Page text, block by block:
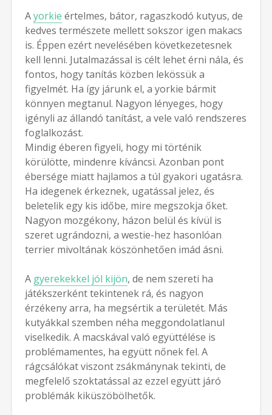
Ayorkie értelmes, bátor, ragaszkodó kutyus, de
kedves természete mellett sokszor igen makacs
is. Éppen ezért nevelésében következetesnek
kell lenni. Jutalmazással is célt lehet érni nála, és
fontos, hogy tanítás közben lekössük a
figyelmét. Ha így járunk el, a yorkie bármit
könnyen megtanul. Nagyon lényeges, hogy
igényli az állandó tanítást, a vele való rendszeres
foglalkozást.
Mindig éberen figyeli, hogy mi történik
körülötte, mindenre kíváncsi. Azonban pont
ébersége miatt hajlamos a túl gyakori ugatásra.
Ha idegenek érkeznek, ugatással jelez, és
beletelik egy kis időbe, mire megszokja őket.
Nagyon mozgékony, házon belül és kívül is
szeret ugrándozni, a westie-hez hasonlóan
terrier mivoltának köszönhetően imád ásni.
A gyerekekkel jól kijön, de nem szereti ha
játékszerként tekintenek rá, és nagyon
érzékeny arra, ha megsértik a területét. Más
kutyákkal szemben néha meggondolatlanul
viselkedik. A macskával való együttélése is
problémamentes, ha együtt nőnek fel. A
rágcsálókat viszont zsákmánynak tekinti, de
megfelelő szoktatással az ezzel együtt járó
problémák kiküszöbölhetők.